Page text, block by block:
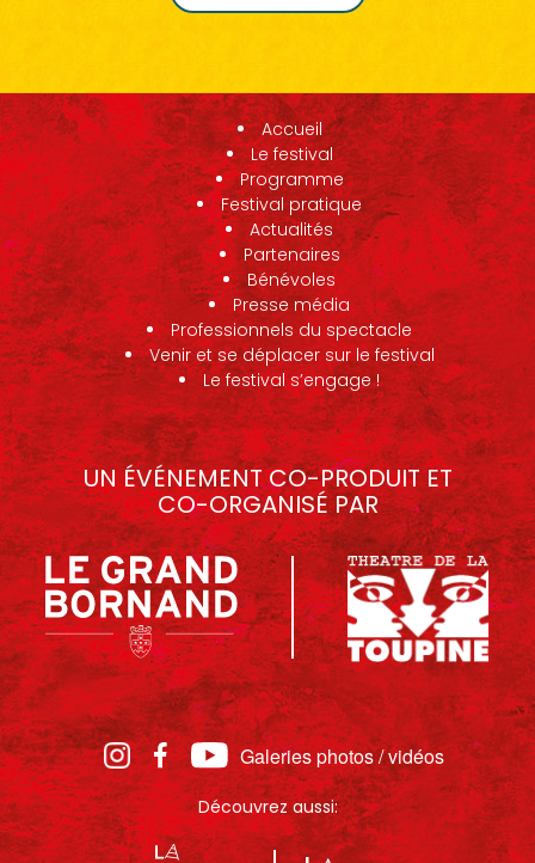
Accueil
Le festival
Programme
Festival pratique
Actualités
Partenaires
Bénévoles
Presse média
Professionnels du spectacle
Venir et se déplacer sur le festival
Le festival s’engage !
UN ÉVÉNEMENT CO-PRODUIT ET
CO-ORGANISÉ PAR
Galeries photos / vidéos
Découvrez aussi: